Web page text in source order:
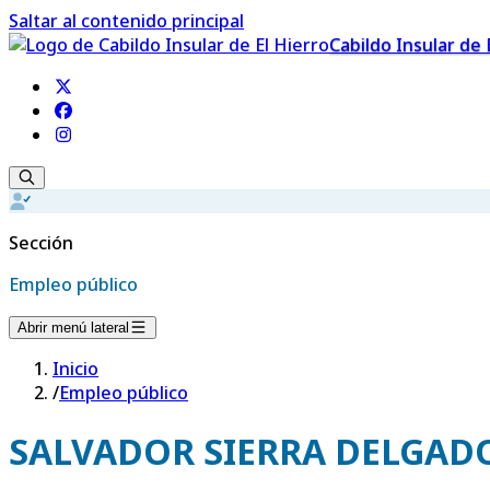
Saltar al contenido principal
Cabildo Insular de
Sección
Empleo público
Abrir menú lateral
Inicio
/Empleo público
SALVADOR SIERRA